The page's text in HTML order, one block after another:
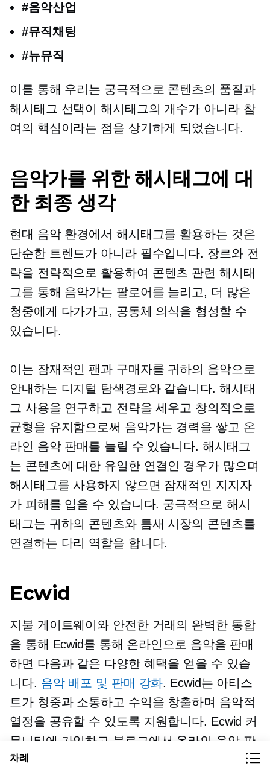
#음악산업
#뮤직채팅
#뉴뮤직
이를 통해 우리는 궁극적으로 콘텐츠의 품질과
해시태그 선택이 해시태그의 개수가 아니라 참
여의 핵심이라는 점을 상기하게 되었습니다.
음악가를 위한 해시태그에 대
한 최종 생각
현대 음악 환경에서 해시태그를 활용하는 것은
단순한 트렌드가 아니라 필수입니다. 장르와 전
략을 전략적으로 활용하여 콘텐츠 관련 해시태
그를 통해 음악가는 팔로어를 늘리고, 더 많은
청중에게 다가가고, 공동체 의식을 형성할 수
있습니다.
이는 잠재적인 팬과 구매자를 귀하의 음악으로
안내하는 디지털 탐색경로와 같습니다. 해시태
그 사용을 연구하고 전략을 세우고 창의적으로
균형을 유지함으로써 음악가는 경력을 쌓고 온
라인 음악 판매를 늘릴 수 있습니다. 해시태그
는 콘텐츠에 대한 유일한 연결인 경우가 많으며
해시태그를 사용하지 않으면 잠재적인 지지자
가 피해를 입을 수 있습니다. 궁극적으로 해시
태그는 귀하의 콘텐츠와 틈새 시장의 콘텐츠를
연결하는 다리 역할을 합니다.
Ecwid
지불 게이트웨이와 안전한 거래의 완벽한 통합
을 통해 Ecwid를 통해 온라인으로 음악을 판매
하면 다음과 같은 다양한 혜택을 얻을 수 있습
니다. 음악 배포 및 판매 강화. Ecwid는 아티스
트가 청중과 소통하고 수익을 창출하며 음악적
열정을 공유할 수 있도록 지원합니다. Ecwid 커
뮤니티에 가입하고 블로그에서 온라인 음악 판
매에 대한 추가 정보를 확인하세요.
차례